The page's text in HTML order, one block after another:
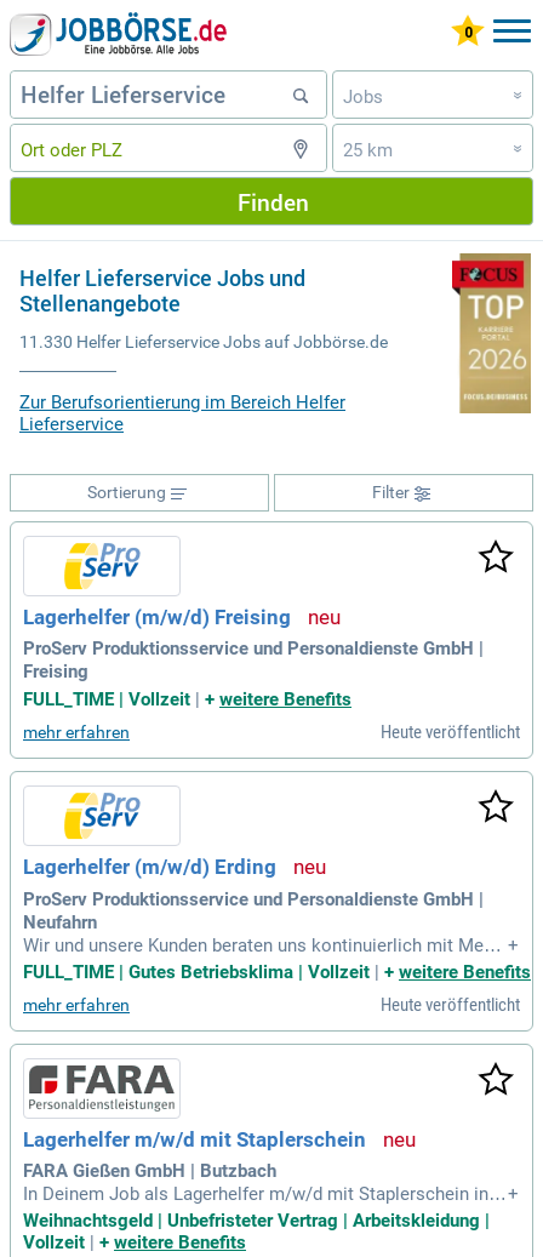
Jobs »
25 km »
Finden
Helfer Lieferservice Jobs und
Stellenangebote
11.330 Helfer Lieferservice Jobs auf Jobbörse.de
Zur Berufsorientierung im Bereich Helfer
Lieferservice
Filter
Sortierung
Lagerhelfer (m/w/d) Freising
ProServ Produktionsservice und Personaldienste GmbH |
Freising
FULL_TIME | Vollzeit
+ weitere Benefits
mehr erfahren Heute veröffentlicht
Lagerhelfer (m/w/d) Erding
ProServ Produktionsservice und Personaldienste GmbH |
Neufahrn
Wir und unsere Kunden beraten uns kontinuierlich mit Mediz
in- und Gesundheitsexperten und treffen in unseren Gebäude
men, um die Gesunderhaltung unserer Mitarbeiter/innen und
aller anderen Menschen
+
FULL_TIME | Gutes Betriebsklima | Vollzeit | + weitere Benefits
mehr erfahren Heute veröffentlicht
Lagerhelfer m/w/d mit Staplerschein
FARA Gießen GmbH | Butzbach
In Deinem Job als Lagerhelfer m/w/d mit Staplerschein in V
ollzeit bei unserem Kunden in Butzbach gibt's noch weitere
Highlights – Komm bei uns vorbei und check´s im Gespräch
+
Weihnachtsgeld | Unbefristeter Vertrag | Arbeitskleidung |
Vollzeit | + weitere Benefits